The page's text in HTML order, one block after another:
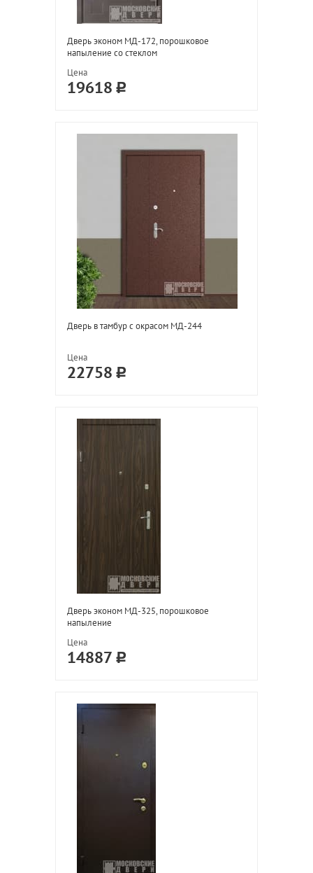
Дверь эконом МД-172, порошковое
напыление со стеклом
Цена
19618
Дверь в тамбур с окрасом МД-244
Цена
22758
Дверь эконом МД-325, порошковое
напыление
Цена
14887